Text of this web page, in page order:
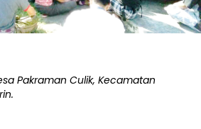
Pakraman Culik, Kecamatan